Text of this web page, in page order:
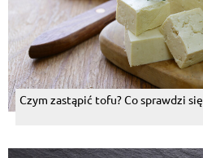
Czym zastąpić tofu? Co sprawdzi